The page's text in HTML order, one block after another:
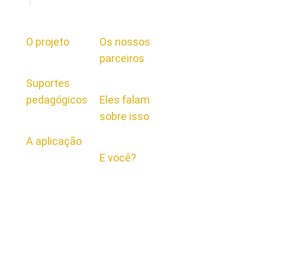
O projeto
Suportes
pedagógicos
A aplicação
Os nossos
parceiros
Eles falam
sobre isso
E você?